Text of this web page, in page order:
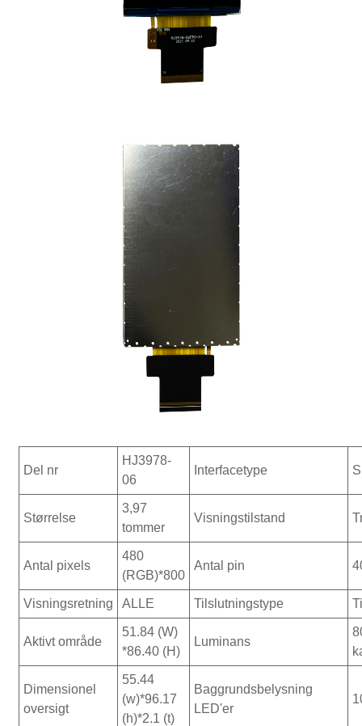
Del nr
HJ3978-
06
Interfacetype
Størrelse
3,97
tommer
Visningstilstand
Antal pixels
480
(RGB)*800
Antal pin
Visningsretning ALLE Tilslutningstype
Aktivt område
51.84 (W)
*86.40 (H)
Luminans
Dimensionel
oversigt
55.44
(w)*96.17
(h)*2.1 (t)
Baggrundsbelysning
LED'er